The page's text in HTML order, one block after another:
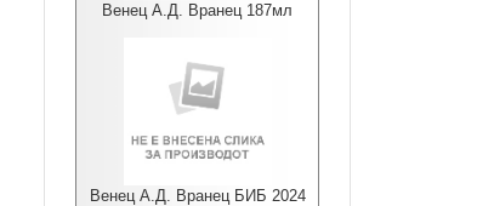
Венец А.Д. Вранец 187мл
Венец А.Д. Вранец БИБ 2024